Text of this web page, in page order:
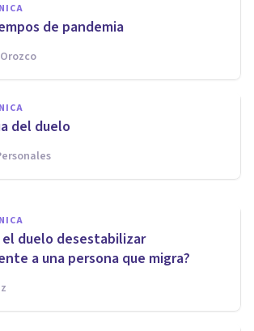
de pandemia
del duelo
muerte: ¿síntoma o
Chornet
el duelo desestabilizar
a una persona que migra?